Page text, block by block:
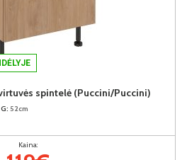
spintelė (Puccini/Puccini)
G: 52cm
Kaina: